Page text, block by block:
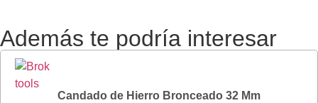
Además te podría interesar
Candado de Hierro Bronceado 32 Mm